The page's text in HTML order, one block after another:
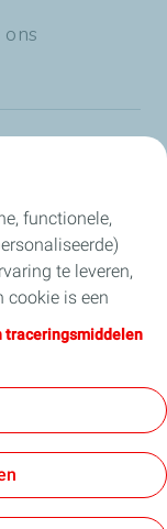
functionele,
te leveren,
cookie is een
aan een
het toestel
op “Mijn
knop "Ik ga
van alle
weigert u
traceringsmiddelen